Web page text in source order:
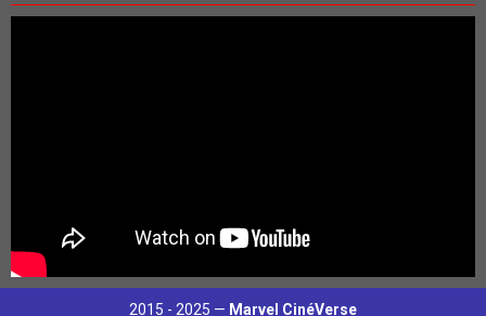
2015 - 2025 — Marvel CinéVerse